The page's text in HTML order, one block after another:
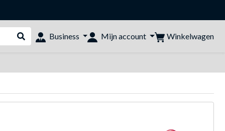
Webshop doorzoeken
Business Mijn account Winkelwagen